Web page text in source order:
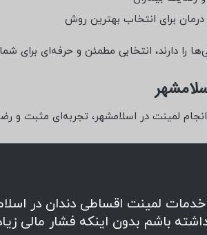
برای انتخاب بهترین روش
را دارند، انتخابی مطمئن و حرفه‌ای برای
انجام لمینت در اسلامشهر، تجربه‌ای مثبت و
خدمات لمینت اقساطی دندان در
باشم بدون اینکه فشار مالی